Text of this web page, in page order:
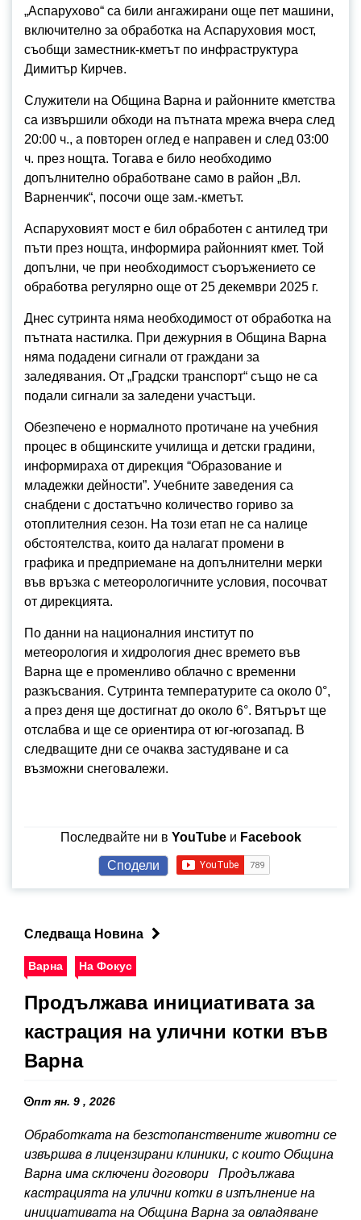
„Аспарухово“ са били ангажирани още пет машини,
включително за обработка на Аспаруховия мост,
съобщи заместник-кметът по инфраструктура
Димитър Кирчев.
Служители на Община Варна и районните кметства
са извършили обходи на пътната мрежа вчера след
20:00 ч., а повторен оглед е направен и след 03:00
ч. през нощта. Тогава е било необходимо
допълнително обработване само в район „Вл.
Варненчик“, посочи още зам.-кметът.
Аспаруховият мост е бил обработен с антилед три
пъти през нощта, информира районният кмет. Той
допълни, че при необходимост съоръжението се
обработва регулярно още от 25 декември 2025 г.
Днес сутринта няма необходимост от обработка на
пътната настилка. При дежурния в Община Варна
няма подадени сигнали от граждани за
заледявания. От „Градски транспорт“ също не са
подали сигнали за заледени участъци.
Обезпечено е нормалното протичане на учебния
процес в общинските училища и детски градини,
информираха от дирекция “Образование и
младежки дейности”. Учебните заведения са
снабдени с достатъчно количество гориво за
отоплителния сезон. На този етап не са налице
обстоятелства, които да налагат промени в
графика и предприемане на допълнителни мерки
във връзка с метеорологичните условия, посочват
от дирекцията.
По данни на националния институт по
метеорология и хидрология днес времето във
Варна ще е променливо облачно с временни
разкъсвания. Сутринта температурите са около 0°,
а през деня ще достигнат до около 6°. Вятърът ще
отслабва и ще се ориентира от юг-югозапад. В
следващите дни се очаква застудяване и са
възможни снеговалежи.
Последвайте ни в YouTubeи Facebook
Сподели
Следваща Новина
Варна На Фокус
Продължава инициативата за
кастрация на улични котки във
Варна
пт ян. 9 , 2026
Обработката на безстопанствените животни се
извършва в лицензирани клиники, с които Община
Варна има сключени договори Продължава
кастрацията на улични котки в изпълнение на
инициативата на Община Варна за овладяване